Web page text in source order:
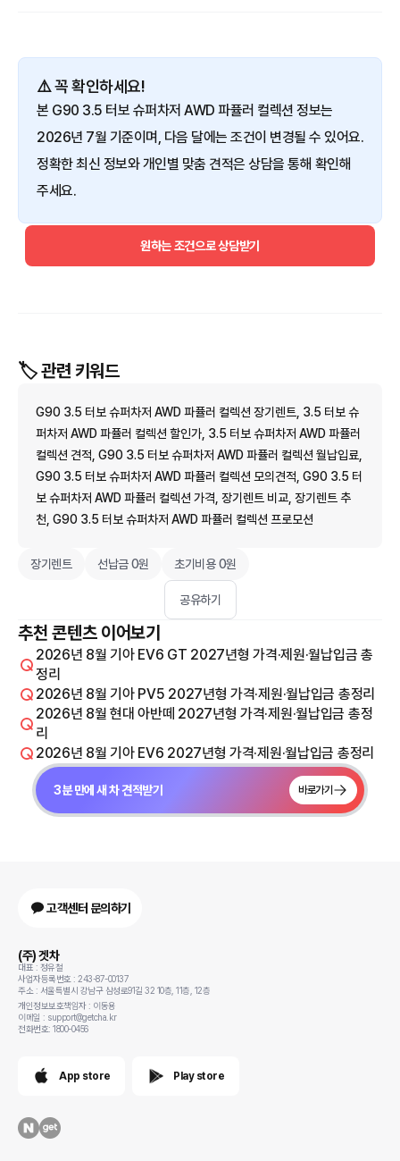
⚠️ 꼭 확인하세요!
본 G90 3.5 터보 슈퍼차저 AWD 파퓰러 컬렉션 정보는
2026년 7월 기준이며, 다음 달에는 조건이 변경될 수 있어요.
정확한 최신 정보와 개인별 맞춤 견적은 상담을 통해 확인해
주세요.
원하는 조건으로 상담받기
🏷️ 관련 키워드
G90 3.5 터보 슈퍼차저 AWD 파퓰러 컬렉션 장기렌트, 3.5 터보 슈
퍼차저 AWD 파퓰러 컬렉션 할인가, 3.5 터보 슈퍼차저 AWD 파퓰러
컬렉션 견적, G90 3.5 터보 슈퍼차저 AWD 파퓰러 컬렉션 월납입료,
G90 3.5 터보 슈퍼차저 AWD 파퓰러 컬렉션 모의견적, G90 3.5 터
보 슈퍼차저 AWD 파퓰러 컬렉션 가격, 장기렌트 비교, 장기렌트 추
천, G90 3.5 터보 슈퍼차저 AWD 파퓰러 컬렉션 프로모션
장기렌트 선납금 0원 초기비용 0원
공유하기
추천 콘텐츠 이어보기
2026년 8월 기아 EV6 GT 2027년형 가격·제원·월납입금 총
정리
2026년 8월 기아 PV5 2027년형 가격·제원·월납입금 총정리
2026년 8월 현대 아반떼 2027년형 가격·제원·월납입금 총정
리
2026년 8월 기아 EV6 2027년형 가격·제원·월납입금 총정리
3분 만에 새 차 견적받기 바로가기
고객센터 문의하기
(주) 겟차
대표 : 정유철
사업자등록번호 : 243-87-00137
주소 : 서울특별시 강남구 삼성로91길 32 10층, 11층, 12층
개인정보보호책임자 : 이동용
이메일 : support@getcha.kr
전화번호: 1800-0456
App store Play store